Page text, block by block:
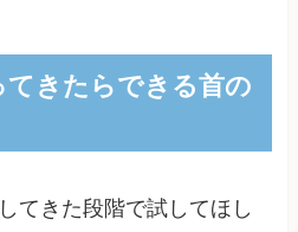
きたらできる首の
てきた段階で試してほし